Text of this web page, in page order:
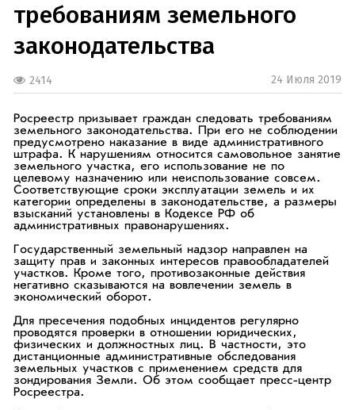
требованиям земельного
законодательства
2414 24 Июля 2019
Росреестр призывает граждан следовать требованиям
земельного законодательства. При его не соблюдении
предусмотрено наказание в виде административного
штрафа. К нарушениям относится самовольное занятие
земельного участка, его использование не по
целевому назначению или неиспользование совсем.
Соответствующие сроки эксплуатации земель и их
категории определены в законодательстве, а размеры
взысканий установлены в Кодексе РФ об
административных правонарушениях.
Государственный земельный надзор направлен на
защиту прав и законных интересов правообладателей
участков. Кроме того, противозаконные действия
негативно сказываются на вовлечении земель в
экономический оборот.
Для пресечения подобных инцидентов регулярно
проводятся проверки в отношении юридических,
физических и должностных лиц. В частности, это
дистанционные административные обследования
земельных участков с применением средств для
зондирования Земли. Об этом сообщает пресс-центр
Росреестра.